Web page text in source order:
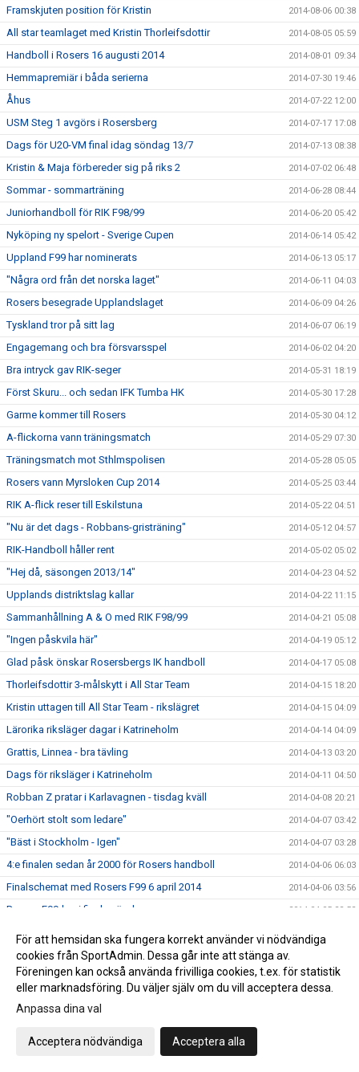
Framskjuten position för Kristin 2014-08-06 00:38
All star teamlaget med Kristin Thorleifsdottir 2014-08-05 05:59
Handboll i Rosers 16 augusti 2014 2014-08-01 09:34
Hemmapremiär i båda serierna 2014-07-30 19:46
Åhus 2014-07-22 12:00
USM Steg 1 avgörs i Rosersberg 2014-07-17 17:08
Dags för U20-VM final idag söndag 13/7 2014-07-13 08:38
Kristin & Maja förbereder sig på riks 2 2014-07-02 06:48
Sommar - sommarträning 2014-06-28 08:44
Juniorhandboll för RIK F98/99 2014-06-20 05:42
Nyköping ny spelort - Sverige Cupen 2014-06-14 05:42
Uppland F99 har nominerats 2014-06-13 05:17
"Några ord från det norska laget" 2014-06-11 04:03
Rosers besegrade Upplandslaget 2014-06-09 04:26
Tyskland tror på sitt lag 2014-06-07 06:19
Engagemang och bra försvarsspel 2014-06-02 04:20
Bra intryck gav RIK-seger 2014-05-31 18:19
Först Skuru... och sedan IFK Tumba HK 2014-05-30 17:28
Garme kommer till Rosers 2014-05-30 04:12
A-flickorna vann träningsmatch 2014-05-29 07:30
Träningsmatch mot Sthlmspolisen 2014-05-28 05:05
Rosers vann Myrsloken Cup 2014 2014-05-25 03:44
RIK A-flick reser till Eskilstuna 2014-05-22 04:51
"Nu är det dags - Robbans-gristräning" 2014-05-12 04:57
RIK-Handboll håller rent 2014-05-02 05:02
"Hej då, säsongen 2013/14" 2014-04-23 04:52
Upplands distriktslag kallar 2014-04-22 11:15
Sammanhållning A & O med RIK F98/99 2014-04-21 05:08
"Ingen påskvila här" 2014-04-19 05:12
Glad påsk önskar Rosersbergs IK handboll 2014-04-17 05:08
Thorleifsdottir 3-målskytt i All Star Team 2014-04-15 18:20
Kristin uttagen till All Star Team - rikslägret 2014-04-15 04:09
Lärorika riksläger dagar i Katrineholm 2014-04-14 04:09
Grattis, Linnea - bra tävling 2014-04-13 03:20
Dags för riksläger i Katrineholm 2014-04-11 04:50
Robban Z pratar i Karlavagnen - tisdag kväll 2014-04-08 20:21
"Oerhört stolt som ledare" 2014-04-07 03:42
"Bäst i Stockholm - Igen" 2014-04-07 03:28
4:e finalen sedan år 2000 för Rosers handboll 2014-04-06 06:03
Finalschemat med Rosers F99 6 april 2014 2014-04-06 03:56
Rosers F99-lag i final - söndag 2014-04-05 22:52
Dags för slutspel i Stockholmsserien 2014-04-03 09:54
Upplandslaget 25-manna trupp officiell
Miljonaffär till Rosersbergs IK 2014-04-01 03:44
Rosers föll i semifinal
För att hemsidan ska fungera korrekt använder vi nödvändiga
cookies från SportAdmin. Dessa går inte att stänga av.
Föreningen kan också använda frivilliga cookies, t.ex. för statistik
eller marknadsföring. Du väljer själv om du vill acceptera dessa.
Anpassa dina val
Acceptera nödvändiga Acceptera alla